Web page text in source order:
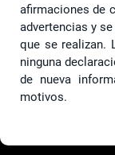
afirmaciones de
advertencias y
que se realizan.
ninguna
de nueva
motivos.